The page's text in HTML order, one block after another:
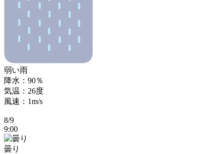
弱い雨
降水：90％
気温：26度
風速：1m/s
8/9
9:00
曇り